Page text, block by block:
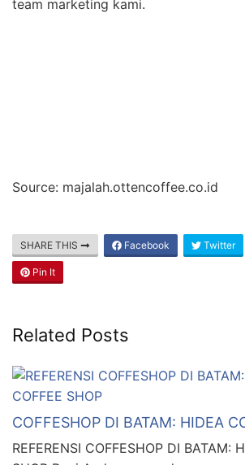
team marketing kami.
Source: majalah.ottencoffee.co.id
SHARE THIS Facebook Twitter
Pin It
Related Posts
COFFESHOP DI BATAM: HIDEA
REFERENSI COFFESHOP DI BATAM: